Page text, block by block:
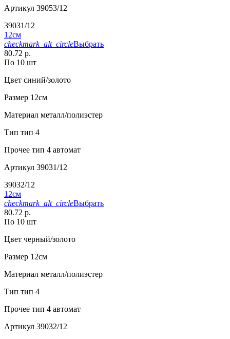
Артикул 39053/12
39031/12
12см
checkmark_alt_circleВыбрать
80.72 р.
По 10 шт
Цвет синий/золото
Размер 12см
Материал металл/полиэстер
Тип тип 4
Прочее тип 4 автомат
Артикул 39031/12
39032/12
12см
checkmark_alt_circleВыбрать
80.72 р.
По 10 шт
Цвет черный/золото
Размер 12см
Материал металл/полиэстер
Тип тип 4
Прочее тип 4 автомат
Артикул 39032/12